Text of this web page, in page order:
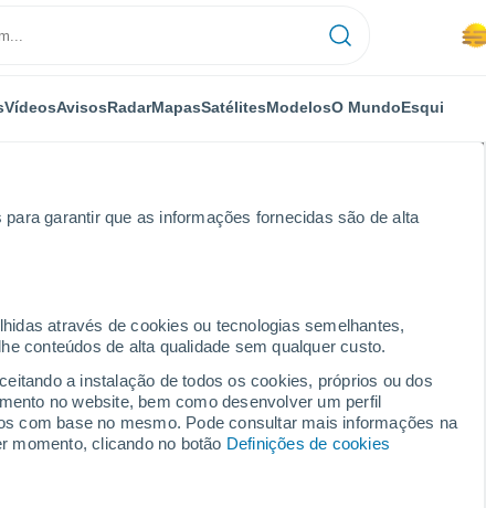
garantir que as informações fornecidas são de alta
através de cookies ou tecnologias semelhantes,
conteúdos de alta qualidade sem qualquer custo.
a instalação de todos os cookies, próprios ou dos
no website, bem como desenvolver um perfil
com base no mesmo. Pode consultar mais informações na
momento, clicando no botão Definições de cookies
VídeosAvisosRadarMapasSatélitesModelosO MundoEsqui
para 14 dias